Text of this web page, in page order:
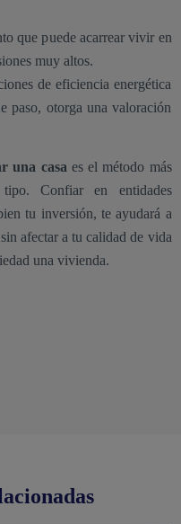
que puede acarrear vivir en
muy altos.
de eficiencia energética
paso, otorga una valoración
una casa es el método más
Confiar en entidades
tu inversión, te ayudará a
afectar a tu calidad de vida
una vivienda.